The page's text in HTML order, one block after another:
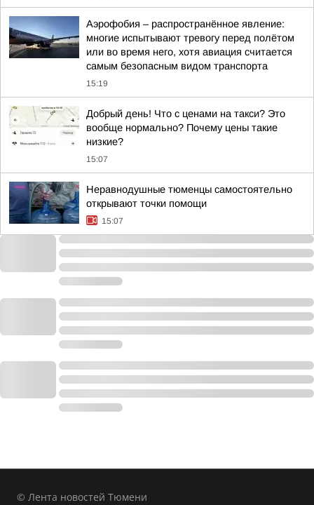
Аэрофобия – распространённое явление:
многие испытывают тревогу перед полётом
или во время него, хотя авиация считается
самым безопасным видом транспорта
15:19
Добрый день! Что с ценами на такси? Это
вообще нормально? Почему цены такие
низкие?
15:07
Неравнодушные тюменцы самостоятельно
открывают точки помощи
15:07
© Лента новостей Тюмени